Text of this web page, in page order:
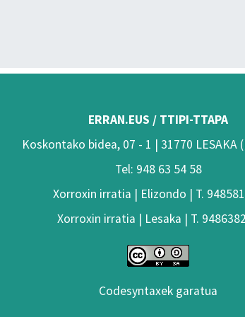
ERRAN.EUS / TTIPI-TTAPA
Koskontako bidea, 07 - 1 | 31770 LESAKA
Tel: 948 63 54 58
Xorroxin irratia | Elizondo | T.
Xorroxin irratia | Lesaka | T.
Codesyntaxek garatua